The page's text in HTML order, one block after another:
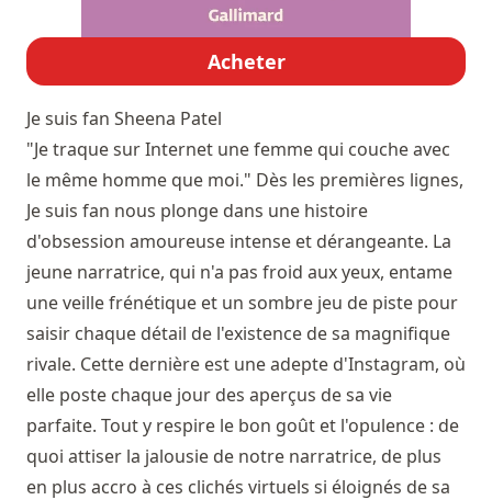
Acheter
Je suis fan Sheena Patel
"Je traque sur Internet une femme qui couche avec
le même homme que moi." Dès les premières lignes,
Je suis fan nous plonge dans une histoire
d'obsession amoureuse intense et dérangeante. La
jeune narratrice, qui n'a pas froid aux yeux, entame
une veille frénétique et un sombre jeu de piste pour
saisir chaque détail de l'existence de sa magnifique
rivale. Cette dernière est une adepte d'Instagram, où
elle poste chaque jour des aperçus de sa vie
parfaite. Tout y respire le bon goût et l'opulence : de
quoi attiser la jalousie de notre narratrice, de plus
en plus accro à ces clichés virtuels si éloignés de sa